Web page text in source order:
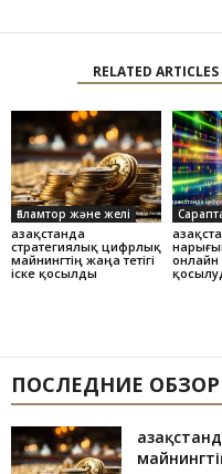
RELATED ARTICLES
Ғаламтор және желі
Қазақстанда
стратегиялық цифрлық
майнингтің жаңа тетігі
іске қосылды
онлайн
ПОСЛЕДНИЕ